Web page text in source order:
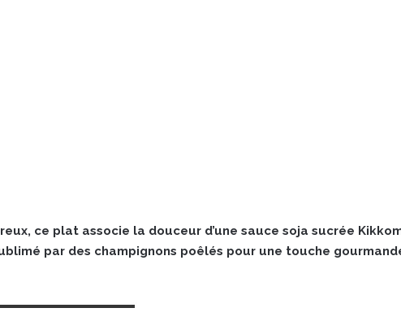
ce plat associe la douceur d’une sauce soja sucrée
par des champignons poêlés pour une touche